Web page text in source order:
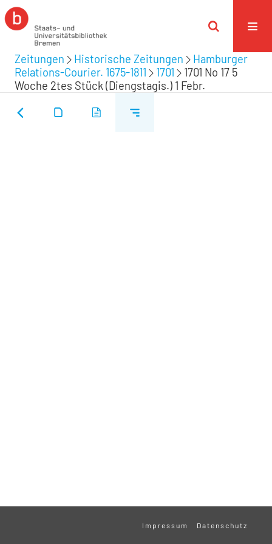
Zeitungen Historische Zeitungen
Hamburger
Relations-Courier. 1675-1811
1701
1701 No 17 5
Woche 2tes Stück (Diengstagis.) 1 Febr.
Impressum Datenschutz